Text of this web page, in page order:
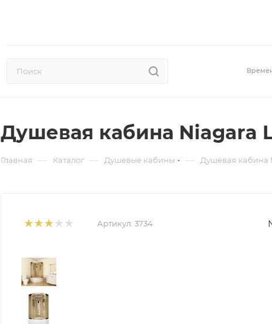
Душевая кабина Niagara
Главная — Каталог — Душевые кабины — Душевая кабина
Артикул: 3734